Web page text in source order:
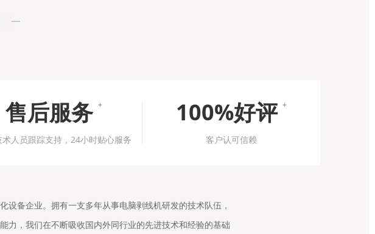
售后服务 +
术人员跟踪支持，24小时贴心服务
100%好评 +
客户认可信赖
备企业。拥有一支多年从事电脑剥线机研发的技术队伍，
力，我们在不断吸收国内外同行业的先进技术和经验的基础